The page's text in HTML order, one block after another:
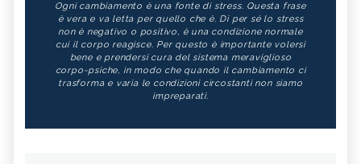
Ogni cambiamento è una fonte di stress. Questa frase
è vera e va letta per quello che è. Di per sé lo stress
non è negativo o positivo, è una condizione normale
cui il corpo reagisce. Per questo è importante volersi
bene e prendersi cura del sistema meraviglioso
corpo-psiche, in modo che quando il cambiamento ci
trasforma e varia le condizioni circostanti non siamo
impreparati.